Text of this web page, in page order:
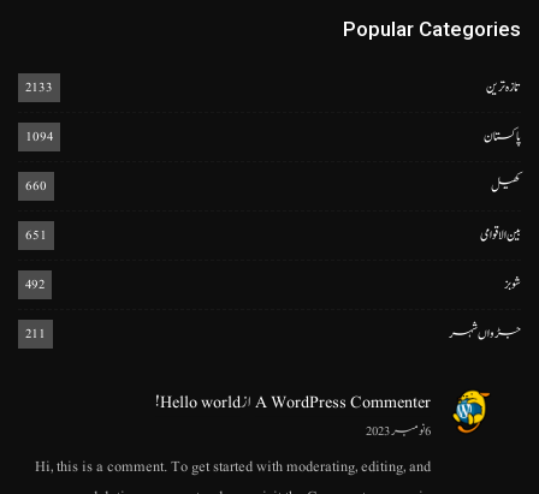
Popular Categories
تازہ ترین 2133
پاکستان 1094
کھیل 660
بین الاقوامی 651
شوبز 492
جڑواں شہر 211
A WordPress CommenterازHello world!
6 نومبر 2023
Hi, this is a comment. To get started with moderating, editing, and